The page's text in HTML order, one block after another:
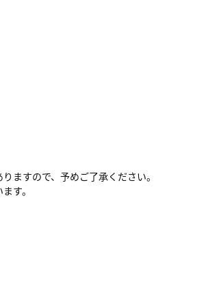
ますので、予めご了承ください。
す。